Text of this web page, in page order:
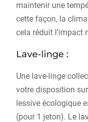
maintenir une
cette façon, la
cela réduit l’impact
Lave-linge :
Une lave-linge
votre disposition sur
lessive écologique
(pour 1 jeton). Le